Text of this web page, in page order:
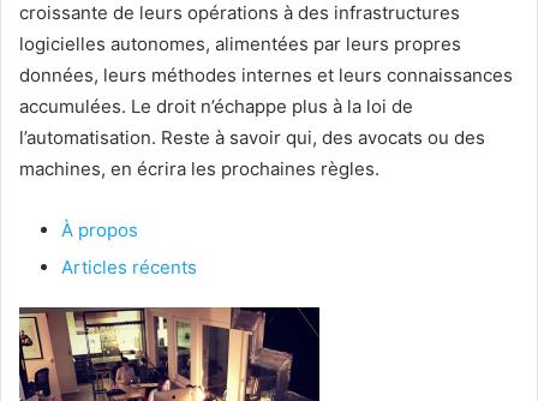
croissante de leurs opérations à des infrastructures
logicielles autonomes, alimentées par leurs propres
données, leurs méthodes internes et leurs connaissances
accumulées. Le droit n’échappe plus à la loi de
l’automatisation. Reste à savoir qui, des avocats ou des
machines, en écrira les prochaines règles.
À propos
Articles récents